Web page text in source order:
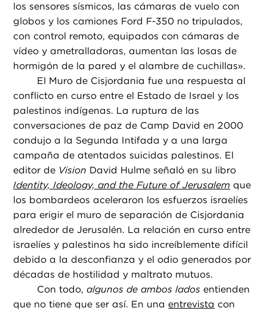
los sensores sísmicos, las cámaras de vuelo con
globos y los camiones Ford F-350 no tripulados,
con control remoto, equipados con cámaras de
vídeo y ametralladoras, aumentan las losas de
hormigón de la pared y el alambre de cuchillas».
El Muro de Cisjordania fue una respuesta al
conflicto en curso entre el Estado de Israel y los
palestinos indígenas. La ruptura de las
conversaciones de paz de Camp David en 2000
condujo a la Segunda Intifada y a una larga
campaña de atentados suicidas palestinos. El
editor de Vision David Hulme señaló en su libro
Identity, Ideology, and the Future of Jerusalem que
los bombardeos aceleraron los esfuerzos israelíes
para erigir el muro de separación de Cisjordania
alrededor de Jerusalén. La relación en curso entre
israelíes y palestinos ha sido increíblemente difícil
debido a la desconfianza y el odio generados por
décadas de hostilidad y maltrato mutuos.
Con todo,algunos de ambos lados entienden
que no tiene que ser así. En una entrevista con